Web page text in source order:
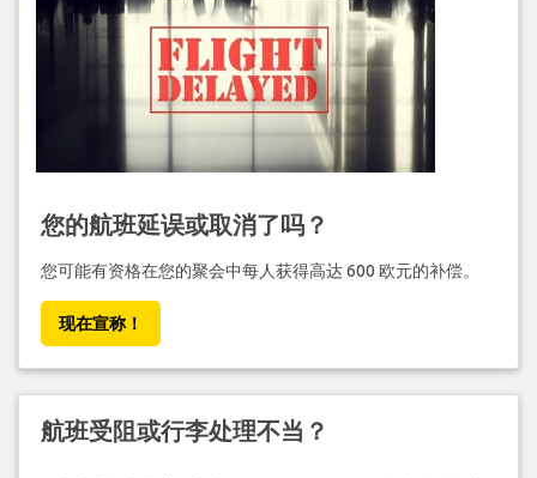
您的航班延误或取消了吗？
您可能有资格在您的聚会中每人获得高达 600 欧元的补偿。
现在宣称！
航班受阻或行李处理不当？